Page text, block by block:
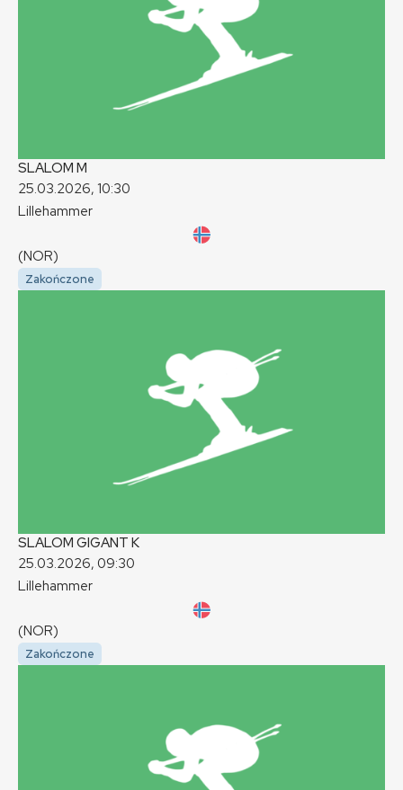
SLALOM M
25.03.2026, 10:30
Lillehammer
(NOR)
Zakończone
SLALOM GIGANT K
25.03.2026, 09:30
Lillehammer
(NOR)
Zakończone